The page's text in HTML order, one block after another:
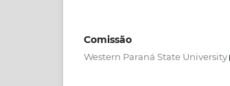
Comissão
Western Paraná State University